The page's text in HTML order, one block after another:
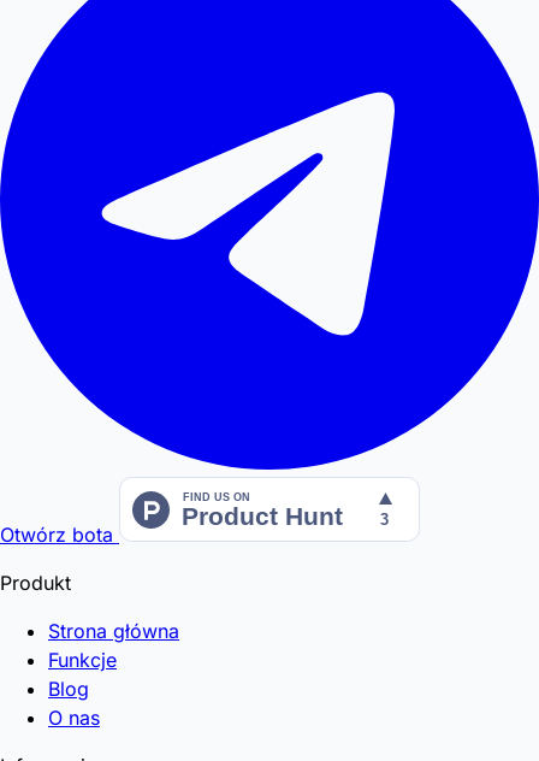
Otwórz bota
Produkt
Strona główna
Funkcje
Blog
O nas